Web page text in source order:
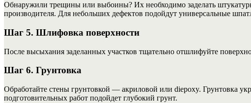
Обнаружили трещины или выбоины? Их необходимо заделать
производителя. Для небольших дефектов подойдут универсальные
Шаг 5. Шлифовка поверхности
После высыхания заделанных участков тщательно отшлифуйте
Шаг 6. Грунтовка
Обработайте стены грунтовкой — акриловой или diepoxy. Грунтовка
подготовительных работ подойдет глубокий грунт.